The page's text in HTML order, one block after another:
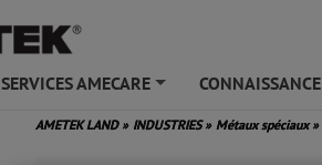
SERVICES AMECARE CONNAISSANCE
AMETEK LAND » INDUSTRIES» Métaux spéciaux»